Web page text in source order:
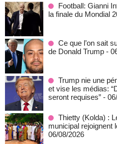
Football: Gianni
la finale du Mondial
Ce que l’on sait
de Donald Trump -
Trump nie une
et vise les médias:
seront requises” -
‎Thietty (Kolda) :
municipal rejoignent
06/08/2026